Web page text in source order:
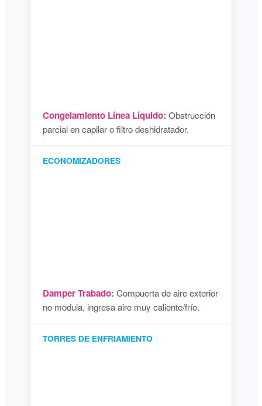
Congelamiento Línea Líquido: Obstrucción
parcial en capilar o filtro deshidratador.
ECONOMIZADORES
Damper Trabado: Compuerta de aire exterior
no modula, ingresa aire muy caliente/frío.
TORRES DE ENFRIAMIENTO